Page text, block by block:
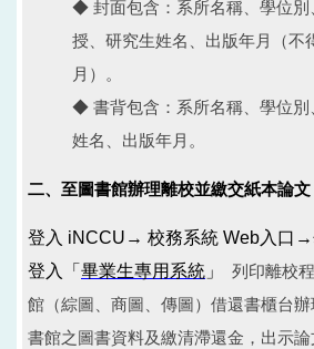
◆ 封面包含：系所名稱、學位別
授、研究生姓名、出版年月（不
月）。
◆ 書背包含：系所名稱、學位別
姓名、出版年月。
二、至圖書館辦理離校並繳交紙本論文
登入 iNCCU→ 校務系統 Web入口 →
登入「 畢業生專用系統 」
列印離校
館（綜圖、商圖、傳圖）借還書櫃台
書館之圖書資料及繳清滯還金，出示